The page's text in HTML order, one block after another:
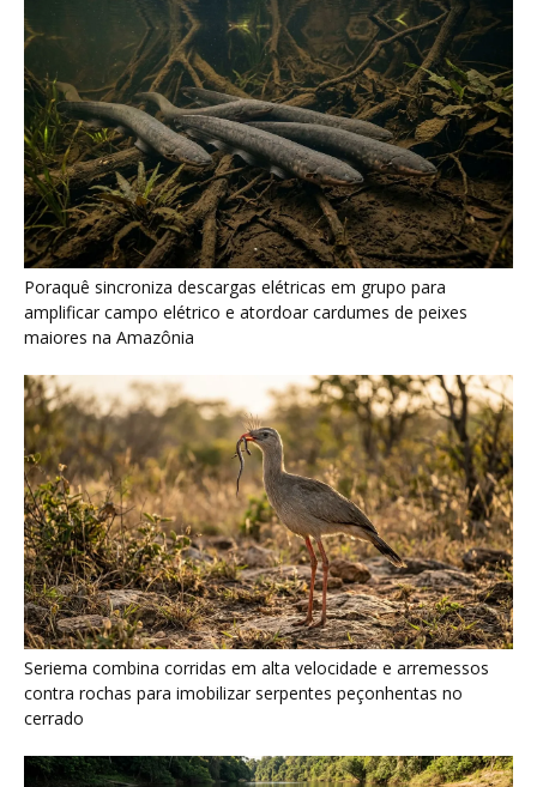
Seriema combina corridas em alta velocidade e arremessos
contra rochas para imobilizar serpentes peçonhentas no
cerrado
Ariranha sincroniza caça coletiva com vocalização subaquática
e cerca cardumes em rios rasos da Amazônia